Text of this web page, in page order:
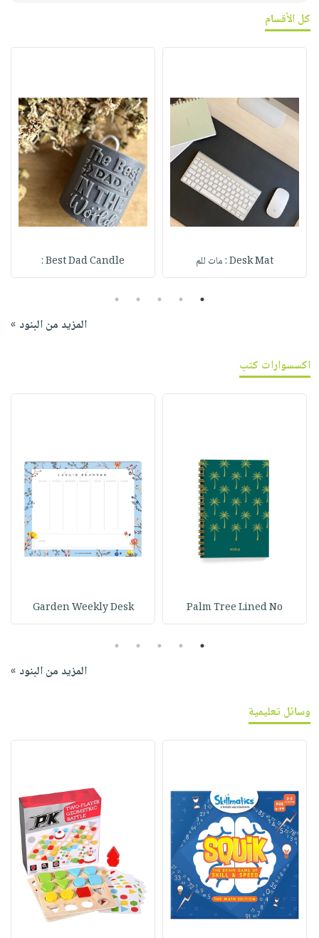
كل الأقسام
Desk Mat : مات للم Best Dad Candle :
1
2
3
4
5
المزيد من البنود »
اكسسوارات كتب
Palm Tree Lined No
Garden Weekly Desk
1
2
3
4
5
المزيد من البنود »
وسائل تعليمية